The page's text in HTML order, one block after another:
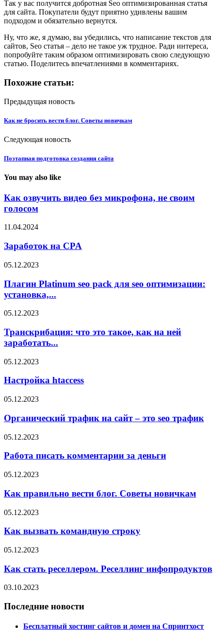
Так у вас получится добротная Seo оптимизированная статья
для сайта. Покупатели будут приятно удивлены вашим
подходом и обязательно вернутся.
Ну, что же, я думаю, вы убедились, что написание текстов для
сайтов, Seo статья – дело не такое уж трудное. Ради интереса,
попробуйте таким образом оптимизировать свою следующую
статью. Поделитесь впечатлениями в комментариях.
Похожие статьи:
Предыдущая новость
Как не бросить вести блог. Советы новичкам
Следующая новость
Поэтапная подготовка создания сайта
You may also like
Как озвучить видео без микрофона, не своим
голосом
11.04.2024
Заработок на CPA
05.12.2023
Плагин Platinum seo pack для seo оптимизации:
установка,...
05.12.2023
Транскрибация: что это такое, как на ней
заработать...
05.12.2023
Настройка htaccess
05.12.2023
Органический трафик на сайт – это seo трафик
05.12.2023
Работа писать комментарии за деньги
05.12.2023
Как правильно вести блог. Советы новичкам
05.12.2023
Как вызвать командную строку
05.12.2023
Как стать реселлером. Реселлинг инфопродуктов
03.10.2023
Последние новости
Бесплатный хостинг сайтов и домен на Спринтхост